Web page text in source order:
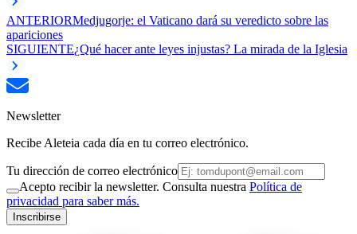
ANTERIORMedjugorje: el Vaticano dará su veredicto sobre las
apariciones
SIGUIENTE¿Qué hacer ante leyes injustas? La mirada de la Iglesia
Newsletter
Recibe Aleteia cada día en tu correo electrónico.
Tu dirección de correo electrónico
Acepto recibir la newsletter. Consulta nuestra Política de
privacidad para saber más.
Inscribirse